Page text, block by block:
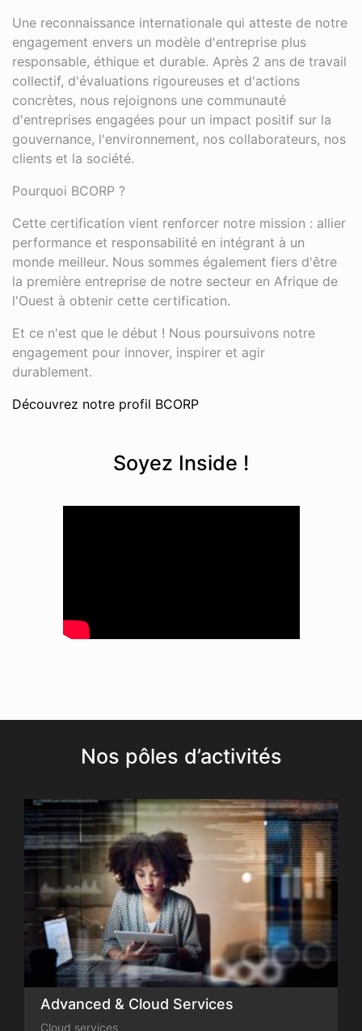
Une reconnaissance internationale qui atteste de notre
engagement envers un modèle d'entreprise plus
responsable, éthique et durable. Après 2 ans de travail
collectif, d'évaluations rigoureuses et d'actions
concrètes, nous rejoignons une communauté
d'entreprises engagées pour un impact positif sur la
gouvernance, l'environnement, nos collaborateurs, nos
clients et la société.
Pourquoi BCORP ?
Cette certification vient renforcer notre mission : allier
performance et responsabilité en intégrant à un
monde meilleur. Nous sommes également fiers d'être
la première entreprise de notre secteur en Afrique de
l'Ouest à obtenir cette certification.
Et ce n'est que le début ! Nous poursuivons notre
engagement pour innover, inspirer et agir
durablement.
Découvrez notre profil BCORP
Soyez Inside !
Nos pôles d’activités
Advanced & Cloud Services
Cloud services